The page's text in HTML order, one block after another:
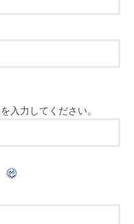
入力してください。